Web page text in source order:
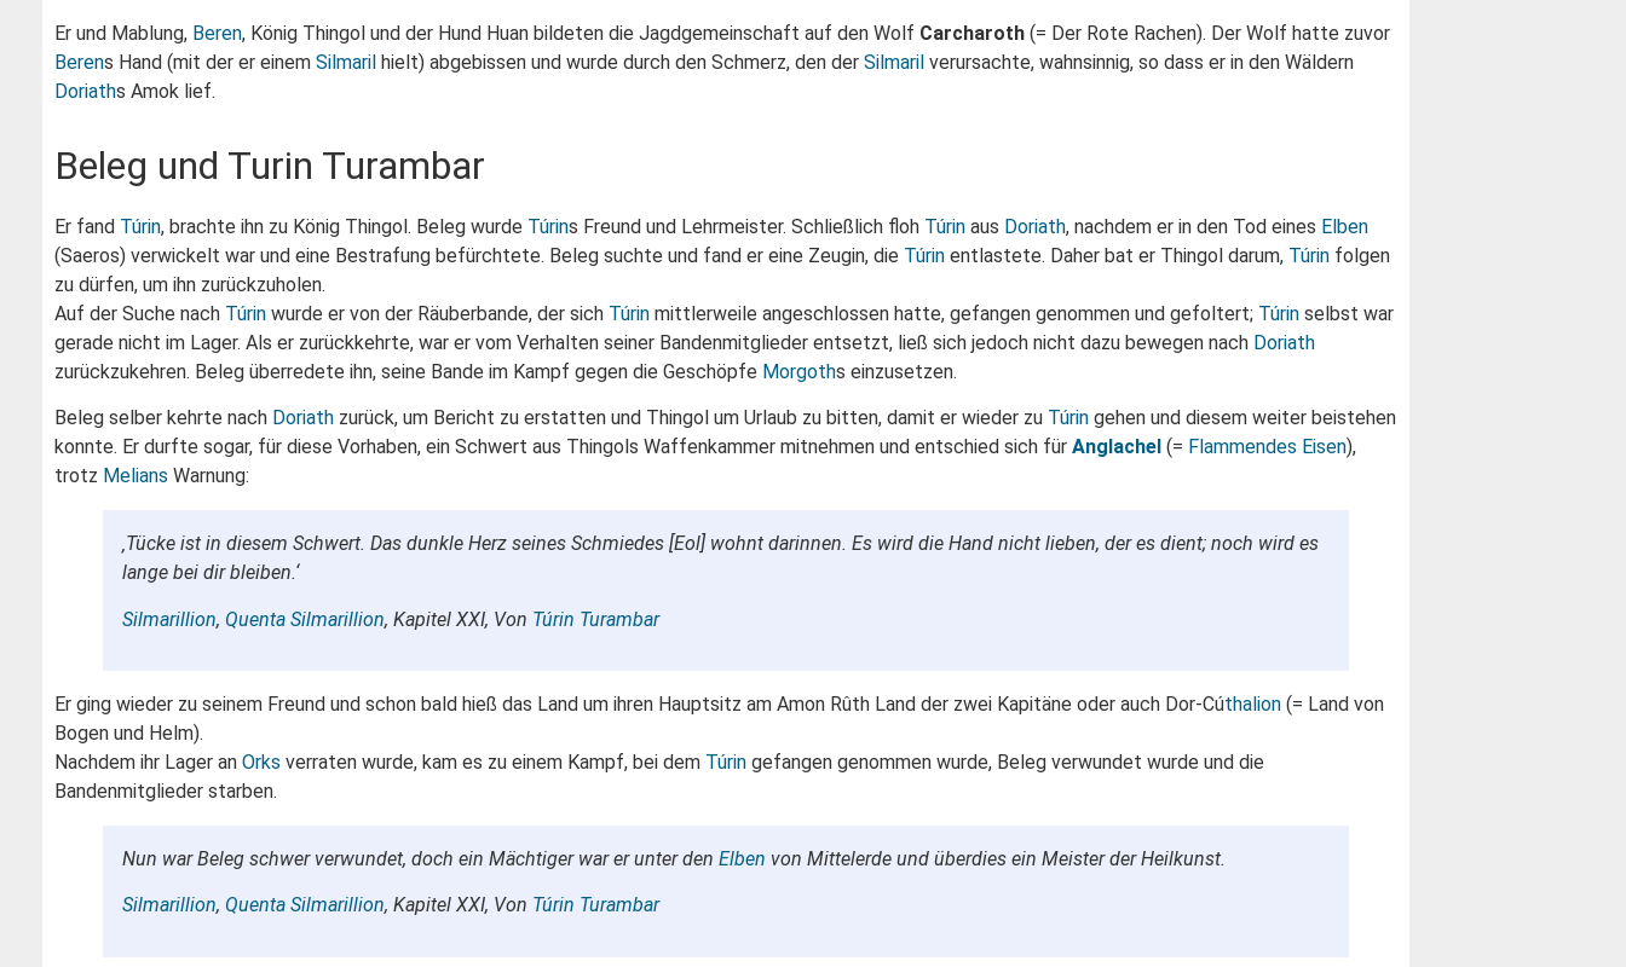
Er und Mablung, Beren, König Thingol und der Hund Huan bildeten die Jagdgemeinschaft auf den Wolf Carcharoth (= Der Rote Rachen). Der Wolf hatte zuvor
Berens Hand (mit der er einem Silmaril hielt) abgebissen und wurde durch den Schmerz, den der Silmaril verursachte, wahnsinnig, so dass er in den Wäldern
Doriaths Amok lief.
Beleg und Turin Turambar
Er fand Túrin, brachte ihn zu König Thingol. Beleg wurde Túrins Freund und Lehrmeister. Schließlich floh Túrin aus Doriath, nachdem er in den Tod eines Elben
(Saeros) verwickelt war und eine Bestrafung befürchtete. Beleg suchte und fand er eine Zeugin, die Túrin entlastete. Daher bat er Thingol darum, Túrin folgen
zu dürfen, um ihn zurückzuholen.
Auf der Suche nach Túrin wurde er von der Räuberbande, der sich Túrin mittlerweile angeschlossen hatte, gefangen genommen und gefoltert; Túrin selbst war
gerade nicht im Lager. Als er zurückkehrte, war er vom Verhalten seiner Bandenmitglieder entsetzt, ließ sich jedoch nicht dazu bewegen nach Doriath
zurückzukehren. Beleg überredete ihn, seine Bande im Kampf gegen die Geschöpfe Morgoths einzusetzen.
Beleg selber kehrte nach Doriath zurück, um Bericht zu erstatten und Thingol um Urlaub zu bitten, damit er wieder zu Túrin gehen und diesem weiter beistehen
konnte. Er durfte sogar, für diese Vorhaben, ein Schwert aus Thingols Waffenkammer mitnehmen und entschied sich für Anglachel (= Flammendes Eisen),
trotz Melians Warnung:
‚Tücke ist in diesem Schwert. Das dunkle Herz seines Schmiedes [Eol] wohnt darinnen. Es wird die Hand nicht lieben, der es dient; noch wird es
lange bei dir bleiben.‘
Silmarillion, Quenta Silmarillion, Kapitel XXI, Von Túrin Turambar
Er ging wieder zu seinem Freund und schon bald hieß das Land um ihren Hauptsitz am Amon Rûth Land der zwei Kapitäne oder auch Dor-Cúthalion (= Land von
Bogen und Helm).
Nachdem ihr Lager an Orks verraten wurde, kam es zu einem Kampf, bei dem Túrin gefangen genommen wurde, Beleg verwundet wurde und die
Bandenmitglieder starben.
Nun war Beleg schwer verwundet, doch ein Mächtiger war er unter den Elben von Mittelerde und überdies ein Meister der Heilkunst.
Silmarillion, Quenta Silmarillion, Kapitel XXI, Von Túrin Turambar